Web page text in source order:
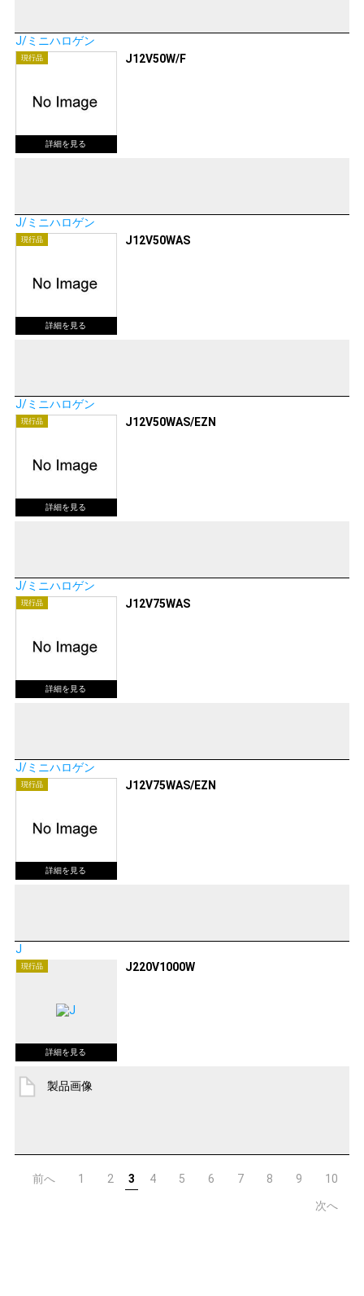
J/ミニハロゲン
現行品 J12V50W/F
J/ミニハロゲン
現行品 J12V50WAS
J/ミニハロゲン
現行品 J12V50WAS/EZN
J/ミニハロゲン
現行品 J12V75WAS
J/ミニハロゲン
現行品 J12V75WAS/EZN
J
現行品 J220V1000W
製品画像
前へ 1 2 3 4 5 6 7 8 9 10
次へ